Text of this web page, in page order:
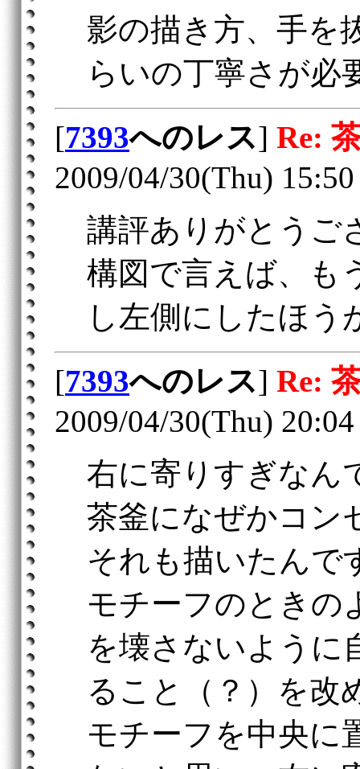
影の描き方、手を
らいの丁寧さが必
[7393へのレス] Re:
2009/04/30(Thu) 15:50
講評ありがとうご
構図で言えば、も
し左側にしたほう
[7393へのレス] Re:
2009/04/30(Thu) 20:04
右に寄りすぎなん
茶釜になぜかコン
それも描いたんで
モチーフのときの
を壊さないように
ること（？）を改
モチーフを中央に